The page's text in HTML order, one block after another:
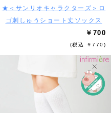
★＜サンリオキャラクターズ＞ロ
ゴ刺しゅうショート丈ソックス
￥700
(税込 ￥770)